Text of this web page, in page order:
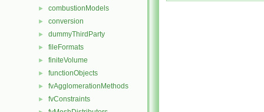
► combustionModels
► conversion
► dummyThirdParty
► fileFormats
► finiteVolume
► functionObjects
► fvAgglomerationMethods
► fvConstraints